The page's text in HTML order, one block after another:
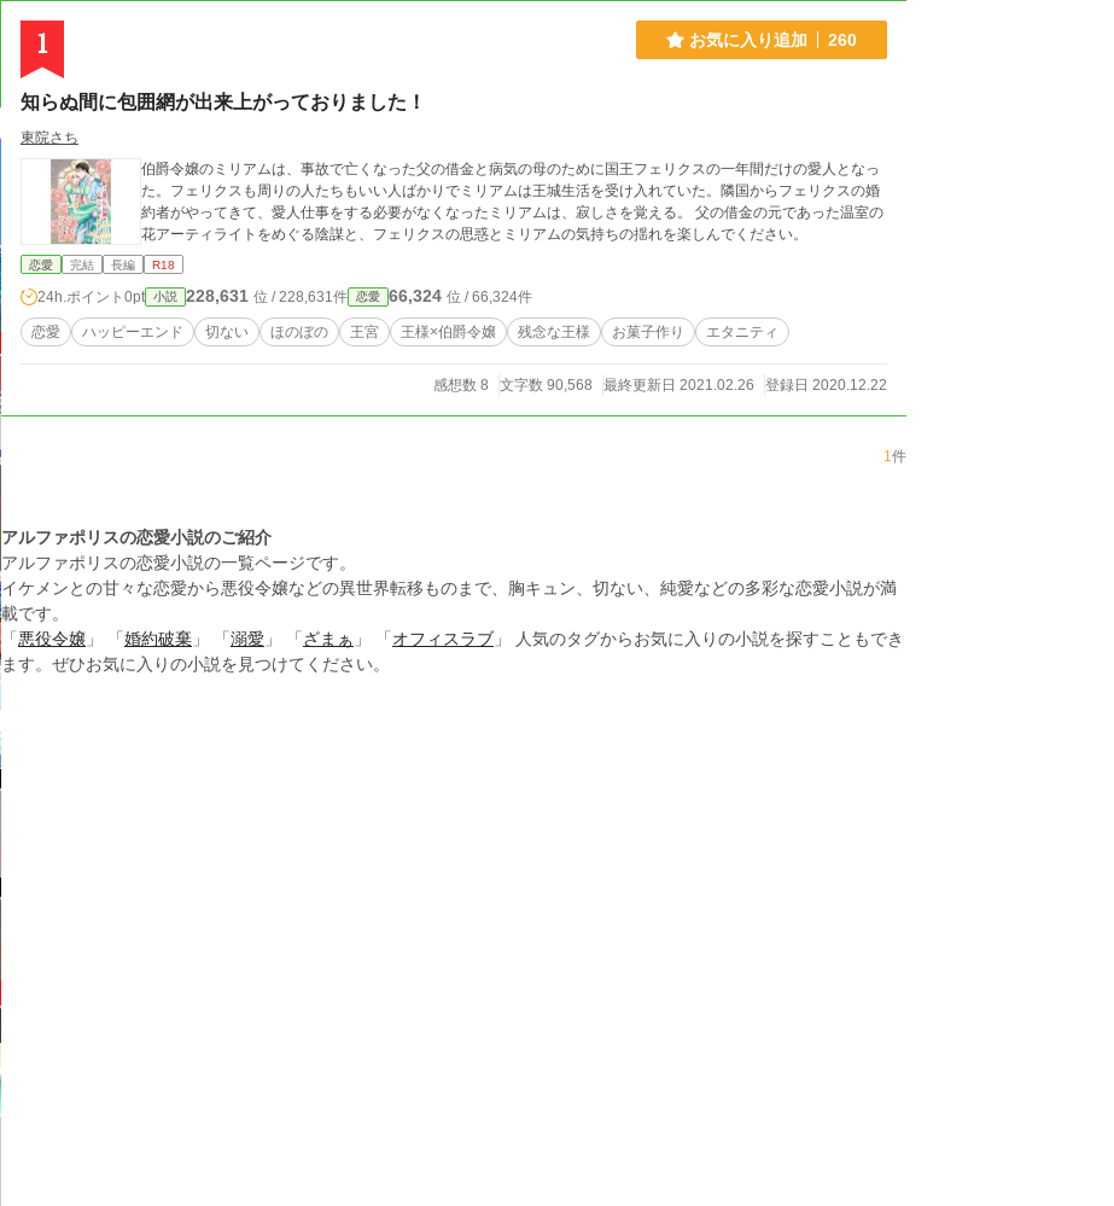
1 お気に入り追加 260
知らぬ間に包囲網が出来上がっておりました！
東院さち
伯爵令嬢のミリアムは、事故で亡くなった父の借金と病気の母のために国王フェリクスの一年間だけの愛人となっ
た。フェリクスも周りの人たちもいい人ばかりでミリアムは王城生活を受け入れていた。隣国からフェリクスの婚
約者がやってきて、愛人仕事をする必要がなくなったミリアムは、寂しさを覚える。 父の借金の元であった温室の
花アーティライトをめぐる陰謀と、フェリクスの思惑とミリアムの気持ちの揺れを楽しんでください。
恋愛 完結 長編 R18
24h.ポイント 0pt 小説 228,631 位 / 228,631件 恋愛 66,324 位 / 66,324件
恋愛 ハッピーエンド 切ない ほのぼの 王宮 王様×伯爵令嬢 残念な王様 お菓子作り エタニティ
感想数 8 文字数 90,568 最終更新日 2021.02.26 登録日 2020.12.22
1件
アルファポリスの恋愛小説のご紹介
アルファポリスの恋愛小説の一覧ページです。
イケメンとの甘々な恋愛から悪役令嬢などの異世界転移ものまで、胸キュン、切ない、純愛などの多彩な恋愛小説が満
載です。
「 悪役令嬢 」 「 婚約破棄 」 「 溺愛 」 「 ざまぁ 」 「 オフィスラブ 」 人気のタグからお気に入りの小説を探すこともでき
ます。ぜひお気に入りの小説を見つけてください。